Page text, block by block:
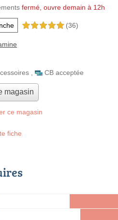
fermé, ouvre demain à 12h
5,0 étoiles sur 5 (36)
CB acceptée
magasin
ce magasin
fiche